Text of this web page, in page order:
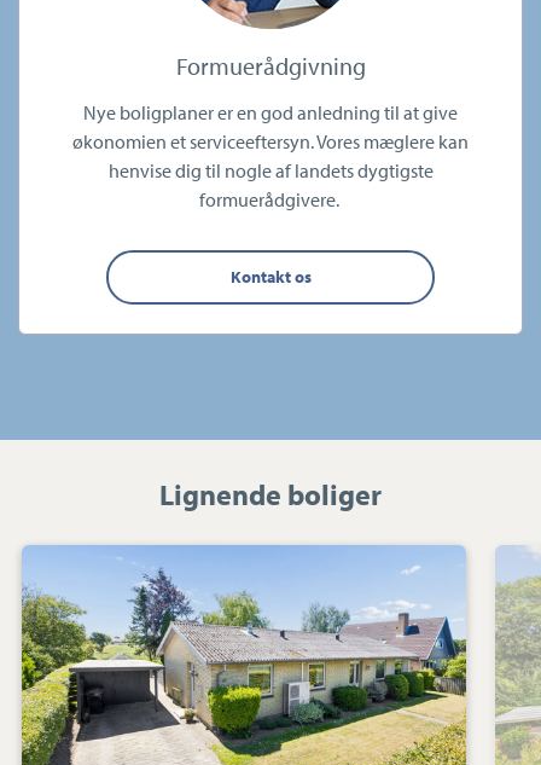
Formuerådgivning
Nye boligplaner er en god anledning til at give
økonomien et serviceeftersyn. Vores mæglere kan
henvise dig til nogle af landets dygtigste
formuerådgivere.
Kontakt os
Lignende boliger
26,
Kirke
Helsinge,
4281
Gørlev